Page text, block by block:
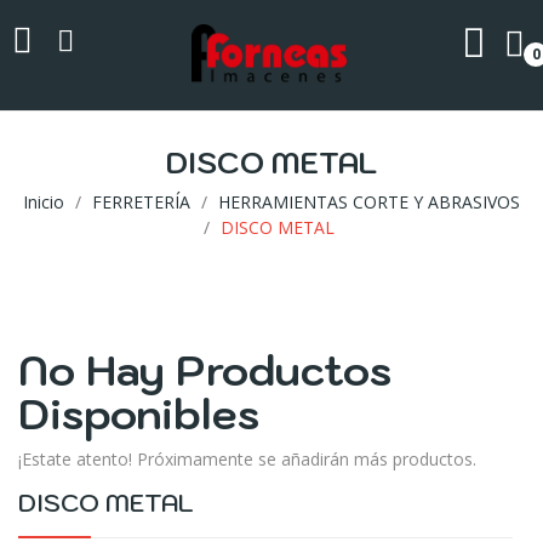
0
DISCO METAL
Inicio FERRETERÍA
HERRAMIENTAS CORTE Y ABRASIVOS
DISCO METAL
DISCO METAL
No Hay Productos
Disponibles
¡Estate atento! Próximamente se añadirán más productos.